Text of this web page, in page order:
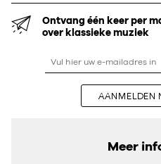
Ontvang één keer per
over klassieke muziek
AANMELDEN
Meer